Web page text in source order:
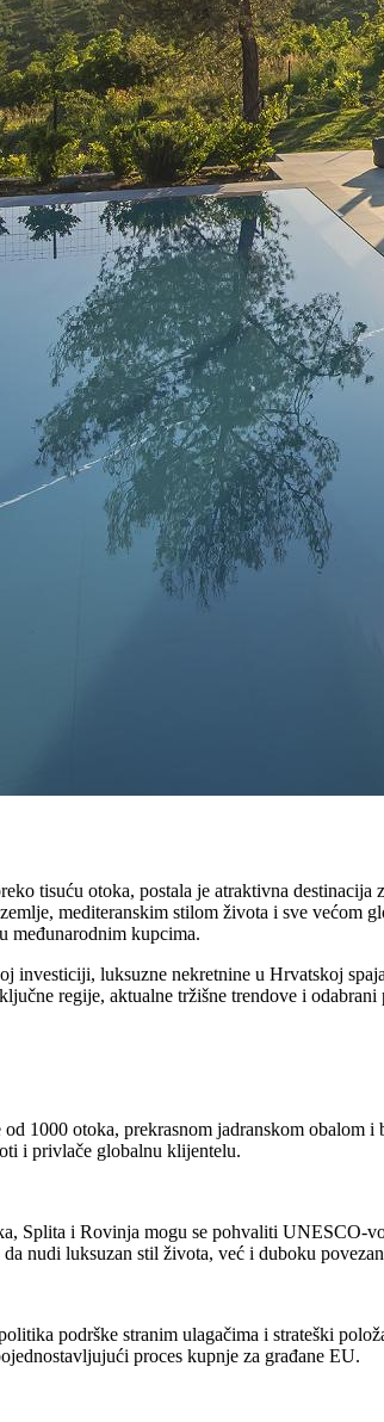
tisuću otoka, postala je atraktivna
mediteranskim stilom života i sve većom
međunarodnim kupcima.
luksuzne nekretnine u Hrvatskoj
regije, aktualne tržišne trendove i
1000 otoka, prekrasnom jadranskom
i privlače globalnu klijentelu.
Splita i Rovinja mogu se pohvaliti UNESCO-
nudi luksuzan stil života, već i duboku
podrške stranim ulagačima i strateški
proces kupnje za građane EU.